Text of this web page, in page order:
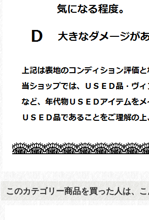
このカテゴリー商品を買った人は、